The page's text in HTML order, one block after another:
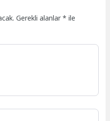
Gerekli alanlar* ile